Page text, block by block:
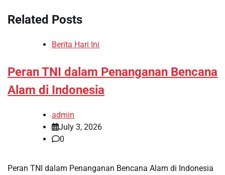
Related Posts
Berita Hari Ini
Peran TNI dalam Penanganan Bencana
Alam di Indonesia
admin
July 3, 2026
0
Peran TNI dalam Penanganan Bencana Alam di Indonesia